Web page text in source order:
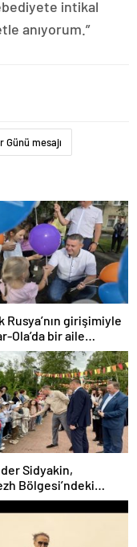
intikal
anıyorum.”
Günü mesajı
Rusya’nın girişimiyle
Ola’da bir aile
düzenlendi
Sidyakin,
Bölgesi’ndeki
projelerinin
değerlendirdi